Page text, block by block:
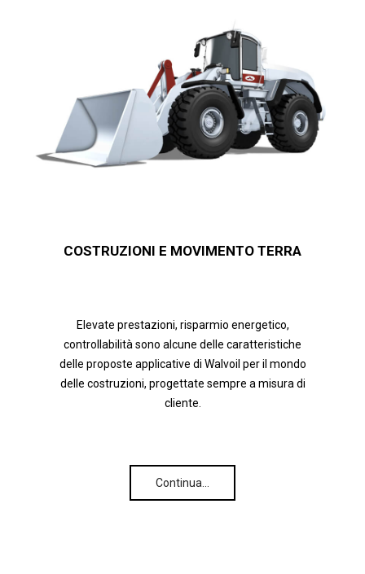
COSTRUZIONI E MOVIMENTO TERRA
Elevate prestazioni, risparmio energetico,
controllabilità sono alcune delle caratteristiche
delle proposte applicative di Walvoil per il mondo
delle costruzioni, progettate sempre a misura di
cliente.
Continua…